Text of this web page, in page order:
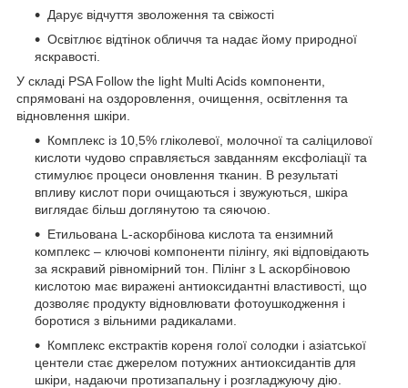
Дарує відчуття зволоження та свіжості
Освітлює відтінок обличчя та надає йому природної
яскравості.
У складі PSA Follow the light Multi Acids компоненти,
спрямовані на оздоровлення, очищення, освітлення та
відновлення шкіри.
Комплекс із 10,5% гліколевої, молочної та саліцилової
кислоти чудово справляється завданням ексфоліації та
стимулює процеси оновлення тканин. В результаті
впливу кислот пори очищаються і звужуються, шкіра
виглядає більш доглянутою та сяючою.
Етильована L-аскорбінова кислота та ензимний
комплекс – ключові компоненти пілінгу, які відповідають
за яскравий рівномірний тон. Пілінг з L аскорбіновою
кислотою має виражені антиоксидантні властивості, що
дозволяє продукту відновлювати фотоушкодження і
боротися з вільними радикалами.
Комплекс екстрактів кореня голої солодки і азіатської
центели стає джерелом потужних антиоксидантів для
шкіри, надаючи протизапальну і розгладжуючу дію.